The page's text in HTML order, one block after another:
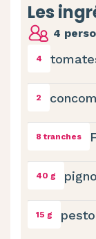
Les
4
4
2
8 tranches
40 g
15 g pesto